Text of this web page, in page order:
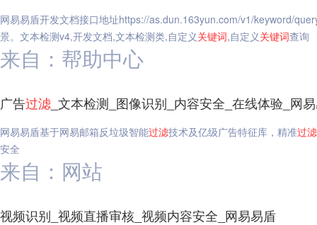
网易易盾开发文档接口地址https://as.dun.163yun.com/v1/keyword/
景。文本检测v4,开发文档,文本检测类,自定义关键词,自定义关键词查询
来自：帮助中心
广告过滤 _文本检测_图像识别_内容安全_在线体验_网
网易易盾基于网易邮箱反垃圾智能过滤技术及亿级广告特征库，精准过滤
安全
来自：网站
视频识别_视频直播审核_视频内容安全_网易易盾